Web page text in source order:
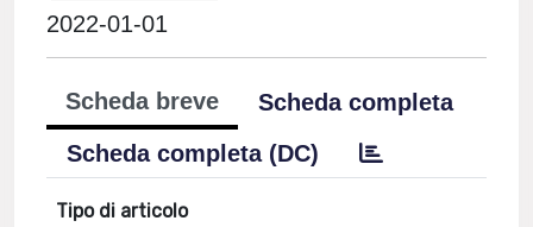
2022-01-01
Scheda breve
Scheda completa
Scheda completa (DC)
Tipo di articolo